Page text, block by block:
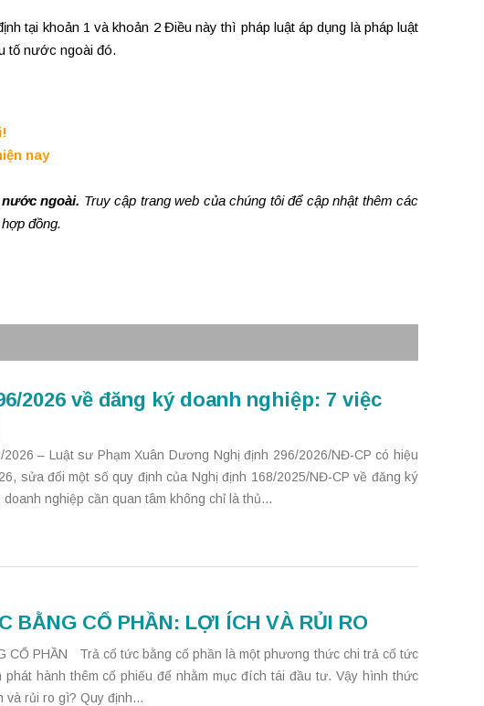
tại khoản 1 và khoản 2 Điều này thì pháp luật áp dụng là pháp luật
tố nước ngoài đó.
nay
ngoài. Truy cập trang web của chúng tôi để cập nhật thêm các
đồng.
2026 về đăng ký doanh nghiệp: 7 việc
– Luật sư Phạm Xuân Dương Nghị định 296/2026/NĐ-CP có hiệu
sửa đổi một số quy định của Nghị định 168/2025/NĐ-CP về đăng ký
nghiệp cần quan tâm không chỉ là thủ...
BẰNG CỔ PHẦN: LỢI ÍCH VÀ RỦI RO
CỔ PHẦN Trả cổ tức bằng cổ phần là một phương thức chi trả cổ tức
phát hành thêm cổ phiếu để nhằm mục đích tái đầu tư. Vậy hình thức
và rủi ro gì? Quy định...